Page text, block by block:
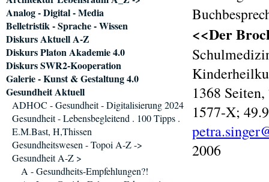
<<Der
1368
1577-X;
2006
Analog - Digital - Media
Belletristik - Sprache - Wissen
Diskurs Aktuell A-Z
Diskurs Platon Akademie 4.0
Diskurs SWR2-Kooperation
Galerie - Kunst & Gestaltung 4.0
Gesundheit Aktuell
ADHOC - Gesundheit - Digitalisierung 2024
Gesundheit - Lebensbegleitend . 100 Tipps .
E.M.Bast, H,Thissen
Gesundheitswesen - Topoi A-Z ->
Gesundheit A-Z >
A - Gesundheits-Empfehlungen?!